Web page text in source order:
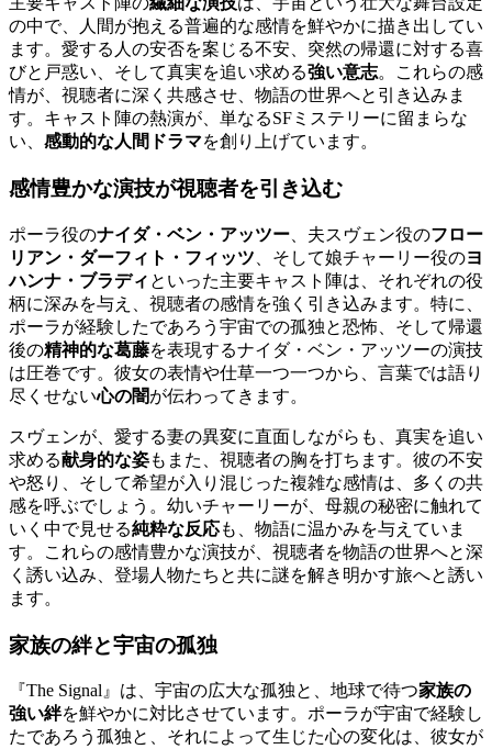
の中で、人間が抱える普遍的な感情を鮮やかに描き出してい
ます。愛する人の安否を案じる不安、突然の帰還に対する喜
びと戸惑い、そして真実を追い求める強い意志。これらの感
情が、視聴者に深く共感させ、物語の世界へと引き込みま
す。キャスト陣の熱演が、単なるSFミステリーに留まらな
い、 感動的な人間ドラマを創り上げています。
感情豊かな演技が視聴者を引き込む
ポーラ役のナイダ・ベン・アッツー 、夫スヴェン役のフロー
リアン・ダーフィト・フィッツ 、そして娘チャーリー役のヨ
ハンナ・ブラディ といった主要キャスト陣は、それぞれの役
柄に深みを与え、視聴者の感情を強く引き込みます。特に、
ポーラが経験したであろう宇宙での孤独と恐怖、そして帰還
後の精神的な葛藤を表現するナイダ・ベン・アッツーの演技
は圧巻です。彼女の表情や仕草一つ一つから、言葉では語り
尽くせない心の闇が伝わってきます。
スヴェンが、愛する妻の異変に直面しながらも、真実を追い
求める献身的な姿もまた、視聴者の胸を打ちます。彼の不安
や怒り、そして希望が入り混じった複雑な感情は、多くの共
感を呼ぶでしょう。幼いチャーリーが、母親の秘密に触れて
いく中で見せる純粋な反応も、物語に温かみを与えていま
す。これらの感情豊かな演技が、視聴者を物語の世界へと深
く誘い込み、登場人物たちと共に謎を解き明かす旅へと誘い
ます。
家族の絆と宇宙の孤独
『The Signal』は、宇宙の広大な孤独と、地球で待つ家族の
強い絆を鮮やかに対比させています。ポーラが宇宙で経験し
たであろう孤独と、それによって生じた心の変化は、彼女が